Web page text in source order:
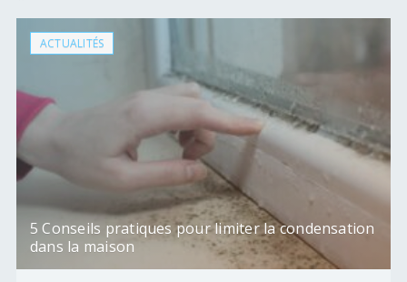
ACTUALITÉS
5 Conseils pratiques pour limiter la condensation
dans la maison